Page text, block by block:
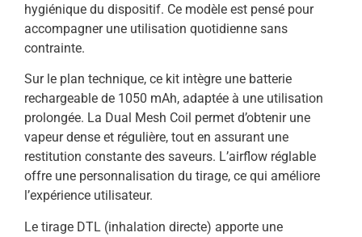
hygiénique du dispositif. Ce modèle est pensé pour
accompagner une utilisation quotidienne sans
contrainte.
Sur le plan technique, ce kit intègre une batterie
rechargeable de 1050 mAh, adaptée à une utilisation
prolongée. La Dual Mesh Coil permet d’obtenir une
vapeur dense et régulière, tout en assurant une
restitution constante des saveurs. L’airflow réglable
offre une personnalisation du tirage, ce qui améliore
l’expérience utilisateur.
Le tirage DTL (inhalation directe) apporte une